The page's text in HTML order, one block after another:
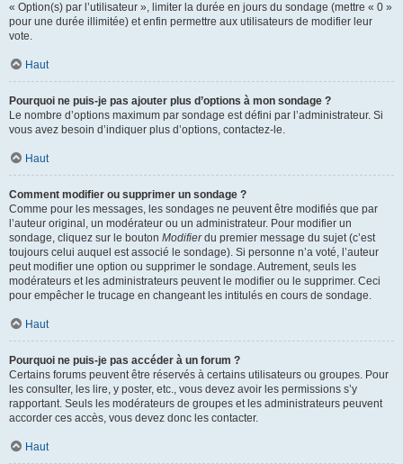
« Option(s) par l’utilisateur », limiter la durée en jours du sondage (mettre « 0 »
pour une durée illimitée) et enfin permettre aux utilisateurs de modifier leur
vote.
Haut
Pourquoi ne puis-je pas ajouter plus d’options à mon sondage ?
Le nombre d’options maximum par sondage est défini par l’administrateur. Si
vous avez besoin d’indiquer plus d’options, contactez-le.
Haut
Comment modifier ou supprimer un sondage ?
Comme pour les messages, les sondages ne peuvent être modifiés que par
l’auteur original, un modérateur ou un administrateur. Pour modifier un
sondage, cliquez sur le bouton Modifierdu premier message du sujet (c’est
toujours celui auquel est associé le sondage). Si personne n’a voté, l’auteur
peut modifier une option ou supprimer le sondage. Autrement, seuls les
modérateurs et les administrateurs peuvent le modifier ou le supprimer. Ceci
pour empêcher le trucage en changeant les intitulés en cours de sondage.
Haut
Pourquoi ne puis-je pas accéder à un forum ?
Certains forums peuvent être réservés à certains utilisateurs ou groupes. Pour
les consulter, les lire, y poster, etc., vous devez avoir les permissions s’y
rapportant. Seuls les modérateurs de groupes et les administrateurs peuvent
accorder ces accès, vous devez donc les contacter.
Haut